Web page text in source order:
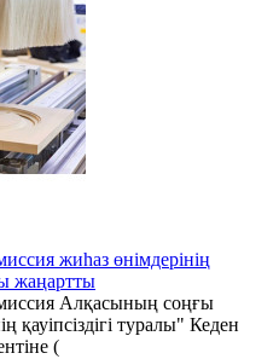
жиһаз өнімдерінің
жаңартты
Алқасының соңғы
қауіпсіздігі туралы" Кеден
(